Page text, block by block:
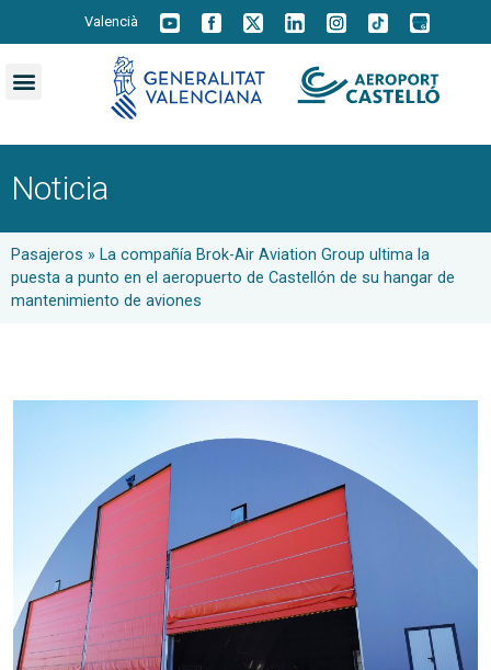
Valencià
Noticia
Pasajeros » La compañía Brok-Air Aviation Group ultima la
puesta a punto en el aeropuerto de Castellón de su hangar de
mantenimiento de aviones